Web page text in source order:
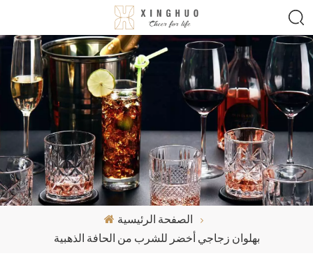
الصفحة الرئيسية
بهلوان زجاجي أخضر للشرب من الحافة الذهبية